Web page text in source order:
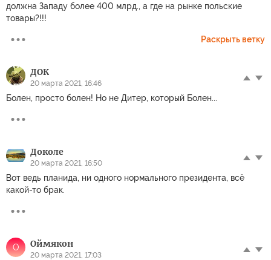
должна Западу более 400 млрд., а где на рынке польские
товары?!!!
Раскрыть ветку
ДОК
20 марта 2021, 16:46
Болен, просто болен! Но не Дитер, который Болен...
Доколе
20 марта 2021, 16:50
Вот ведь планида, ни одного нормального президента, всё
какой-то брак.
О Оймякон
20 марта 2021, 17:03